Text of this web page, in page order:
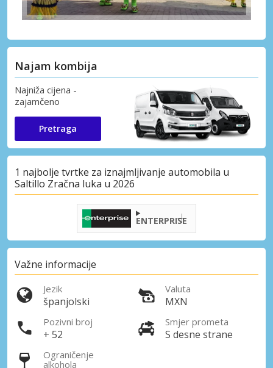
Najam kombija
Najniža cijena -
zajamčeno
Pretraga
1 najbolje tvrtke za iznajmljivanje automobila u
Saltillo Zračna luka u 2026
ENTERPRISE
Važne informacije
Jezik
španjolski
Valuta
MXN
Pozivni broj
+ 52
Smjer prometa
S desne strane
Ograničenje
alkohola